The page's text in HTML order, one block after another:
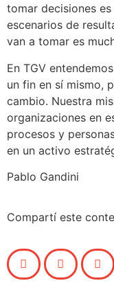
tomar decisiones
escenarios de
van a tomar es
En TGV
un fin en sí mismo,
cambio. Nuestra
organizaciones en
procesos y
en un activo
Pablo Gandini
Compartí este